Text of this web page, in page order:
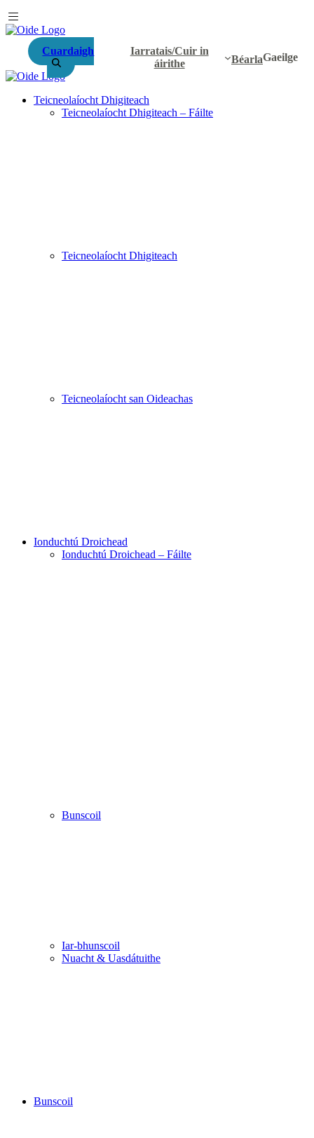
Cuardaigh
Iarratais/Cuir in
áirithe
BéarlaGaeilge
Teicneolaíocht Dhigiteach
Teicneolaíocht Dhigiteach – Fáilte
Teicneolaíocht Dhigiteach
Teicneolaíocht san Oideachas
Ionduchtú Droichead
Ionduchtú Droichead – Fáilte
Bunscoil
Iar-bhunscoil
Nuacht & Uasdátuithe
Bunscoil